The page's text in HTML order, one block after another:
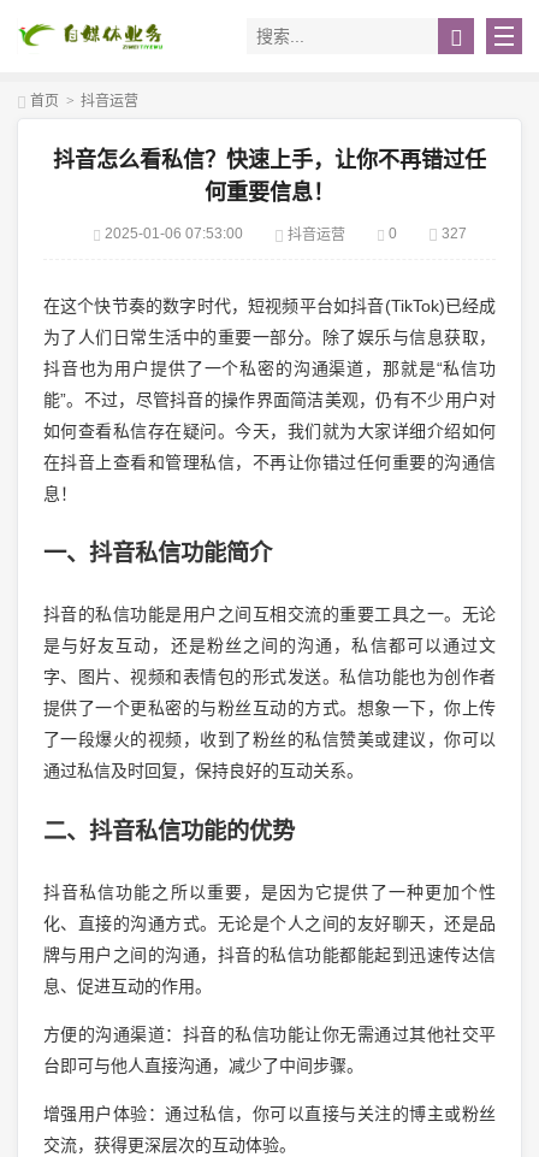
首页 > 抖音运营
抖音怎么看私信？快速上手，让你不再错过任
何重要信息！
2025-01-06 07:53:00 抖音运营 0 327
在这个快节奏的数字时代，短视频平台如抖音(TikTok)已经成
为了人们日常生活中的重要一部分。除了娱乐与信息获取，
抖音也为用户提供了一个私密的沟通渠道，那就是“私信功
能”。不过，尽管抖音的操作界面简洁美观，仍有不少用户对
如何查看私信存在疑问。今天，我们就为大家详细介绍如何
在抖音上查看和管理私信，不再让你错过任何重要的沟通信
息！
一、抖音私信功能简介
抖音的私信功能是用户之间互相交流的重要工具之一。无论
是与好友互动，还是粉丝之间的沟通，私信都可以通过文
字、图片、视频和表情包的形式发送。私信功能也为创作者
提供了一个更私密的与粉丝互动的方式。想象一下，你上传
了一段爆火的视频，收到了粉丝的私信赞美或建议，你可以
通过私信及时回复，保持良好的互动关系。
二、抖音私信功能的优势
抖音私信功能之所以重要，是因为它提供了一种更加个性
化、直接的沟通方式。无论是个人之间的友好聊天，还是品
牌与用户之间的沟通，抖音的私信功能都能起到迅速传达信
息、促进互动的作用。
方便的沟通渠道：抖音的私信功能让你无需通过其他社交平
台即可与他人直接沟通，减少了中间步骤。
增强用户体验：通过私信，你可以直接与关注的博主或粉丝
交流，获得更深层次的互动体验。